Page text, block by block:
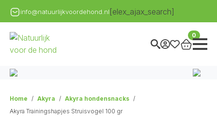
info@natuurlijkvoordehond.nl [elex_ajax_search]
0
Home Akyra
Akyra hondensnacks
Akyra Trainingshapjes Struisvogel 100 gr